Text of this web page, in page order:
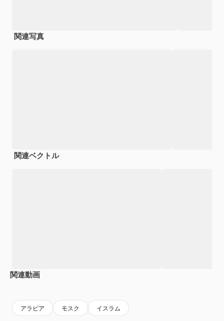
関連写真
関連ベクトル
関連動画
アラビア モスク イスラム